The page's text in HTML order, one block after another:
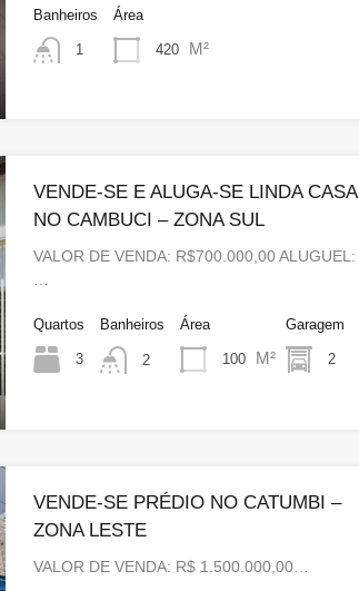
Banheiros
1
Área
420 M²
VENDE-SE E ALUGA-SE LINDA CASA
NO CAMBUCI – ZONA SUL
VALOR DE VENDA: R$700.000,00 ALUGUEL:
…
Quartos
3
Banheiros
2
Área
100 M²
Garagem
2
VENDE-SE PRÉDIO NO CATUMBI –
ZONA LESTE
VALOR DE VENDA: R$ 1.500.000,00…